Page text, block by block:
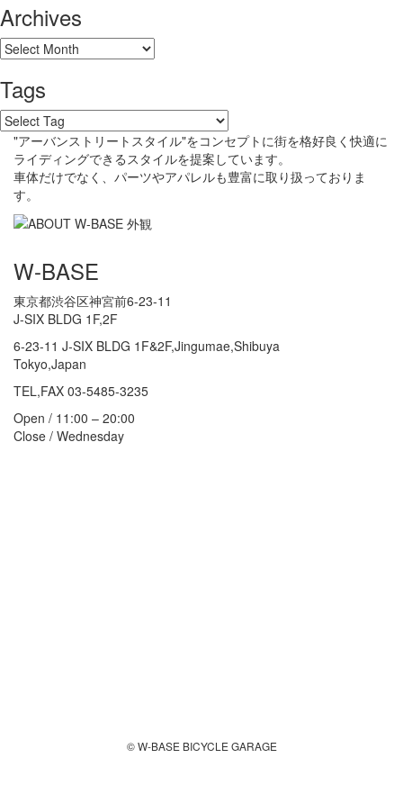
Archives
Tags
"アーバンストリートスタイル"をコンセプトに街を格好良く快適に
ライディングできるスタイルを提案しています。
車体だけでなく、パーツやアパレルも豊富に取り扱っておりま
す。
W-BASE
東京都渋谷区神宮前6-23-11
J-SIX BLDG 1F,2F
6-23-11 J-SIX BLDG 1F&2F,Jingumae,Shibuya
Tokyo,Japan
TEL,FAX 03-5485-3235
Open / 11:00 – 20:00
Close / Wednesday
© W-BASE BICYCLE GARAGE